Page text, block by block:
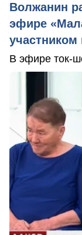
Волжанин
эфире
В эфире ток-